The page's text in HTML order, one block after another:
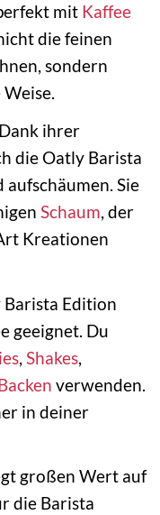
mit Kaffee
die feinen
sondern
Dank ihrer
die Oatly Barista
Sie
Schaum, der
Kreationen
Barista Edition
geeignet. Du
, Shakes,
verwenden.
in deiner
großen Wert auf
die Barista